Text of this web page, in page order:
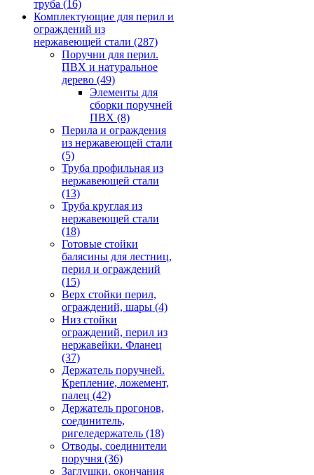
труба (16)
Комплектующие для перил и
ограждений из
нержавеющей стали (287)
Поручни для перил.
ПВХ и натуральное
дерево (49)
Элементы для
сборки поручней
ПВХ (8)
Перила и ограждения
из нержавеющей стали
(5)
Труба профильная из
нержавеющей стали
(13)
Труба круглая из
нержавеющей стали
(18)
Готовые стойки
балясины для лестниц,
перил и ограждений
(15)
Верх стойки перил,
ограждений, шары (4)
Низ стойки
ограждений, перил из
нержавейки. Фланец
(37)
Держатель поручней.
Крепление, ложемент,
палец (42)
Держатель прогонов,
соединитель,
ригеледержатель (18)
Отводы, соединители
поручня (36)
Заглушки, окончания